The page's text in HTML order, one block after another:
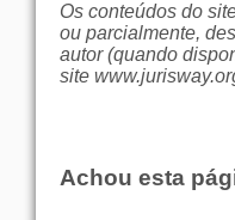
Os conteúdos do
ou parcialmente,
autor (quando
site
Achou esta